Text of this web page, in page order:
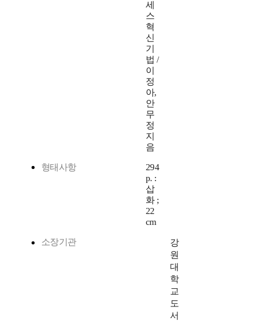
세
스
혁
신
기
법 /
이
정
아,
안
무
정
지
음
형태사항
294
p. :
삽
화 ;
22
cm
소장기관
강
원
대
학
교
도
서